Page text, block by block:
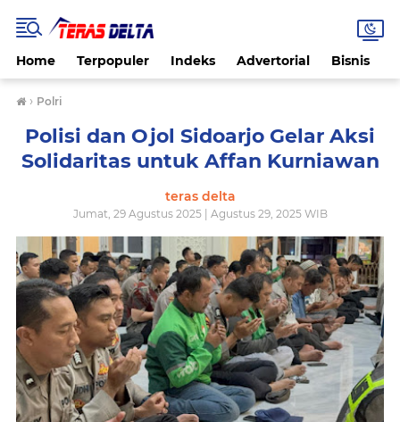
Home Terpopuler Indeks Advertorial Bisnis
› Polri
Polisi dan Ojol Sidoarjo Gelar Aksi
Solidaritas untuk Affan Kurniawan
teras delta
Jumat, 29 Agustus 2025 | Agustus 29, 2025 WIB